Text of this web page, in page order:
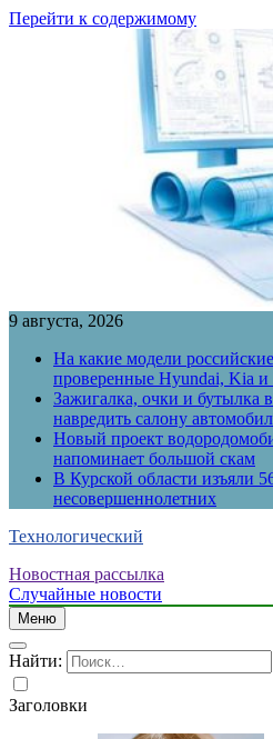
Перейти к содержимому
9 августа, 2026
На какие модели
проверенные Hyundai, Kia и
Зажигалка, очки и бутылка
навредить салону
Новый проект
напоминает большой скам
В Курской области изъяли
несовершеннолетних
Технологический
Новостная рассылка
Случайные новости
Меню
Найти:
Заголовки